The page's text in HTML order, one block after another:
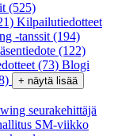
(525)
Kilpailutiedotteet
-tanssit (194)
(122)
(73) Blogi
+ näytä lisää
seurakehittäjä
SM-viikko